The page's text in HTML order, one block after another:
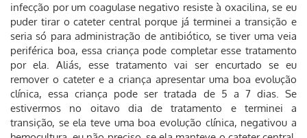
infecção por um coagulase negativo resiste à oxacilina, se eu
puder tirar o cateter central porque já terminei a transição e
seria só para administração de antibiótico, se tiver uma veia
periférica boa, essa criança pode completar esse tratamento
por ela. Aliás, esse tratamento vai ser encurtado se eu
remover o cateter e a criança apresentar uma boa evolução
clínica, essa criança pode ser tratada de 5 a 7 dias. Se
estivermos no oitavo dia de tratamento e terminei a
transição, se ela teve uma boa evolução clínica, negativou a